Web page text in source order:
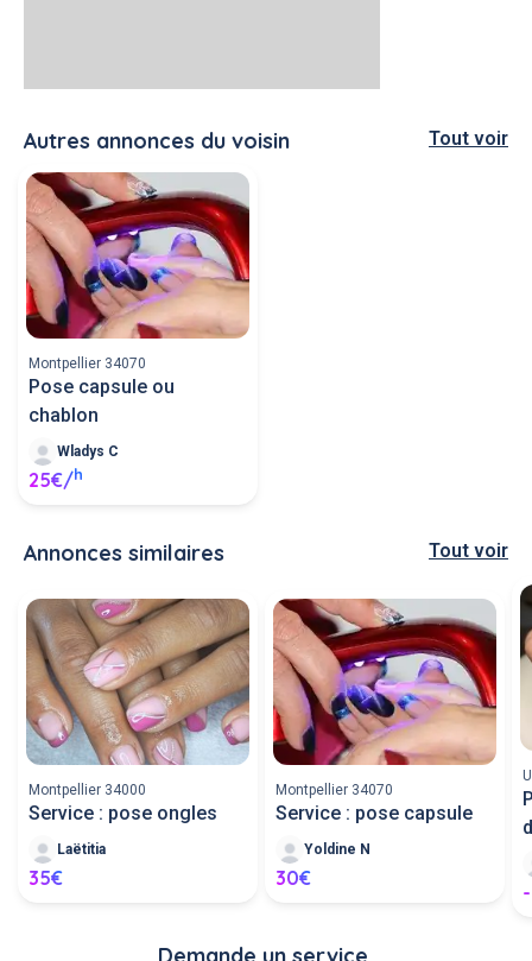
Autres annonces du voisin Tout voir
Montpellier 34070
Pose capsule ou
chablon
Wladys C
25€/h
Annonces similaires Tout voir
Montpellier 34000
Service : pose ongles
Laëtitia
35€
Montpellier 34070
Service : pose capsule
Yoldine N
30€
Demande un service